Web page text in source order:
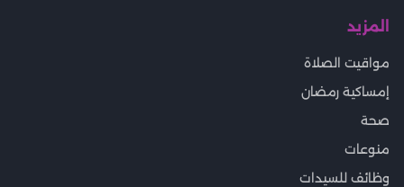
المزيد
مواقيت الصلاة
إمساكية رمضان
صحة
منوعات
وظائف للسيدات